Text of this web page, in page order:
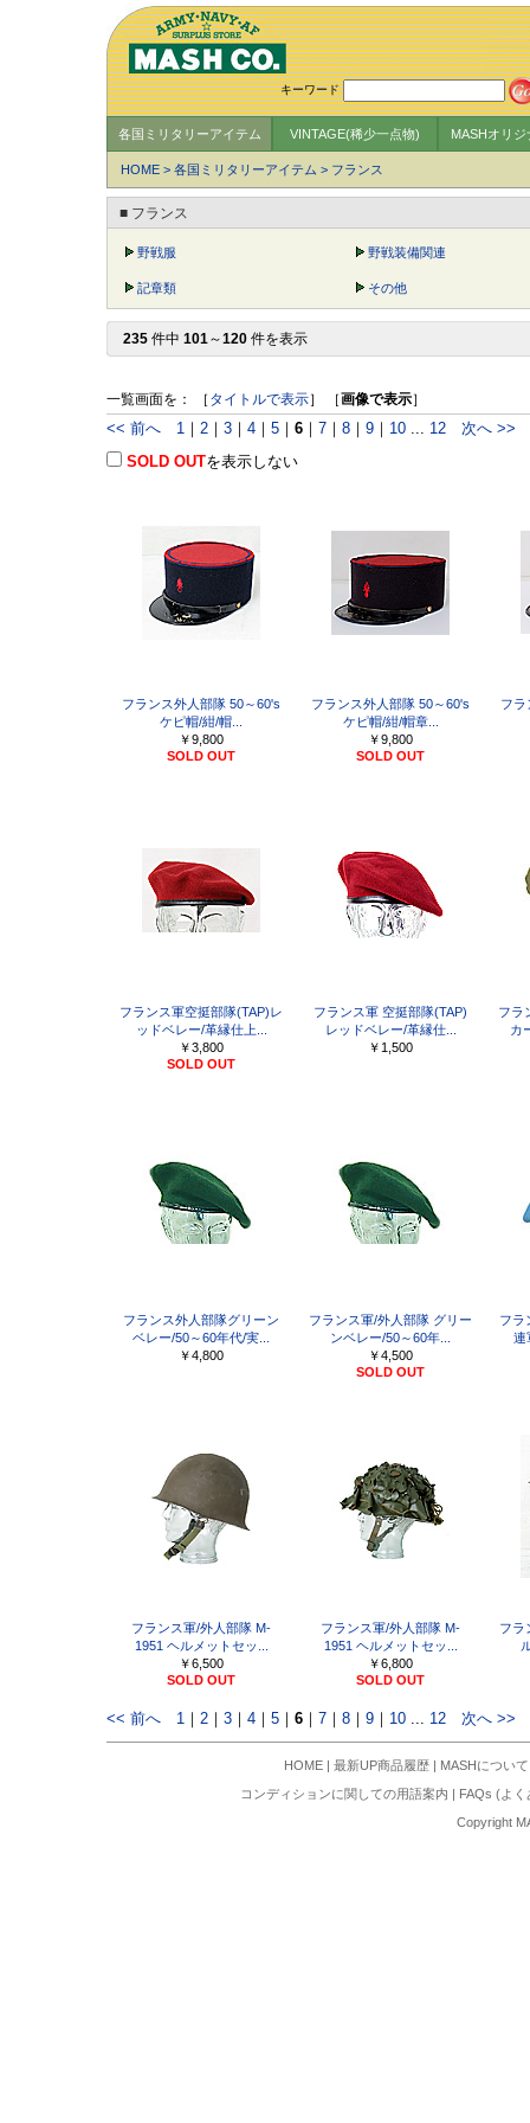
キーワード
各国ミリタリーアイテム VINTAGE(稀少一点物) MASHオリ
HOME > 各国ミリタリーアイテム > フランス
■ フランス
野戦服 野戦装備関連
記章類 その他
235 件中 101～120 件を表示
一覧画面を： ［ タイトルで表示］ ［画像で表示］
<< 前へ 1 ｜ 2 ｜ 3 ｜ 4 ｜ 5 ｜ 6 ｜ 7 ｜ 8 ｜ 9 ｜ 10 ... 12
次へ >>
SOLD OUTを表示しない
フランス外人部隊 50～60's
ケピ帽/紺/帽...
￥9,800
SOLD OUT
フランス外人部隊 50～60's
ケピ帽/紺/帽章...
￥9,800
SOLD OUT
フラ
フランス軍空挺部隊(TAP)レ
ッドベレー/革縁仕上...
￥3,800
SOLD OUT
フランス軍 空挺部隊(TAP)
レッドベレー/革縁仕...
￥1,500
フラ
カ
フランス外人部隊グリーン
ベレー/50～60年代/実...
￥4,800
フランス軍/外人部隊 グリー
ンベレー/50～60年...
￥4,500
SOLD OUT
フラ
連
フランス軍/外人部隊 M-
1951 ヘルメットセッ...
￥6,500
SOLD OUT
フランス軍/外人部隊 M-
1951 ヘルメットセッ...
￥6,800
SOLD OUT
フラ
<< 前へ 1 ｜ 2 ｜ 3 ｜ 4 ｜ 5 ｜ 6 ｜ 7 ｜ 8 ｜ 9 ｜ 10 ... 12 次へ >>
HOME | 最新UP商品履歴 | MASHについて
コンディションに関しての用語案内 | FAQs (よ
Copyright